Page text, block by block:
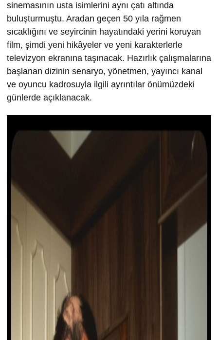
sinemasının usta isimlerini aynı çatı altında
buluşturmuştu. Aradan geçen 50 yıla rağmen
sıcaklığını ve seyircinin hayatındaki yerini koruyan
film, şimdi yeni hikâyeler ve yeni karakterlerle
televizyon ekranına taşınacak. Hazırlık çalışmalarına
başlanan dizinin senaryo, yönetmen, yayıncı kanal
ve oyuncu kadrosuyla ilgili ayrıntılar önümüzdeki
günlerde açıklanacak.